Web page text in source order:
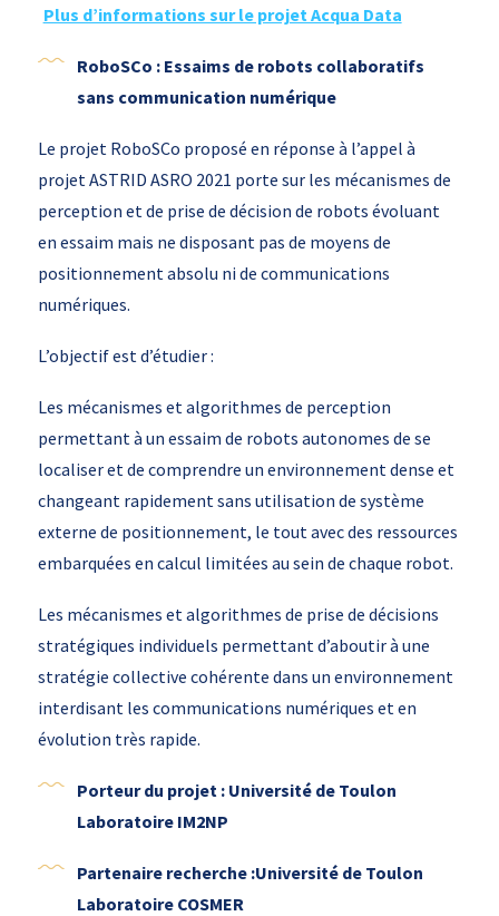
Plus d’informations sur le projet Acqua Data
RoboSCo : Essaims de robots collaboratifs
sans communication numérique
Le projet RoboSCo proposé en réponse à l’appel à
projet ASTRID ASRO 2021 porte sur les mécanismes de
perception et de prise de décision de robots évoluant
en essaim mais ne disposant pas de moyens de
positionnement absolu ni de communications
numériques.
L’objectif est d’étudier :
Les mécanismes et algorithmes de perception
permettant à un essaim de robots autonomes de se
localiser et de comprendre un environnement dense et
changeant rapidement sans utilisation de système
externe de positionnement, le tout avec des ressources
embarquées en calcul limitées au sein de chaque robot.
Les mécanismes et algorithmes de prise de décisions
stratégiques individuels permettant d’aboutir à une
stratégie collective cohérente dans un environnement
interdisant les communications numériques et en
évolution très rapide.
Porteur du projet : Université de Toulon
Laboratoire IM2NP
Partenaire recherche :Université de Toulon
Laboratoire COSMER